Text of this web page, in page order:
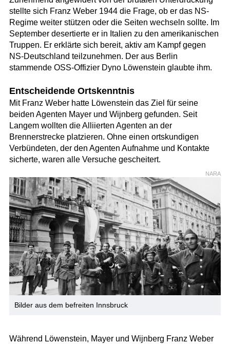
stellte sich Franz Weber 1944 die Frage, ob er das NS-
Regime weiter stützen oder die Seiten wechseln sollte. Im
September desertierte er in Italien zu den amerikanischen
Truppen. Er erklärte sich bereit, aktiv am Kampf gegen
NS-Deutschland teilzunehmen. Der aus Berlin
stammende OSS-Offizier Dyno Löwenstein glaubte ihm.
Entscheidende Ortskenntnis
Mit Franz Weber hatte Löwenstein das Ziel für seine
beiden Agenten Mayer und Wijnberg gefunden. Seit
Langem wollten die Alliierten Agenten an der
Brennerstrecke platzieren. Ohne einen ortskundigen
Verbündeten, der den Agenten Aufnahme und Kontakte
sicherte, waren alle Versuche gescheitert.
Bilder aus dem befreiten Innsbruck
NARA
Während Löwenstein, Mayer und Wijnberg Franz Weber